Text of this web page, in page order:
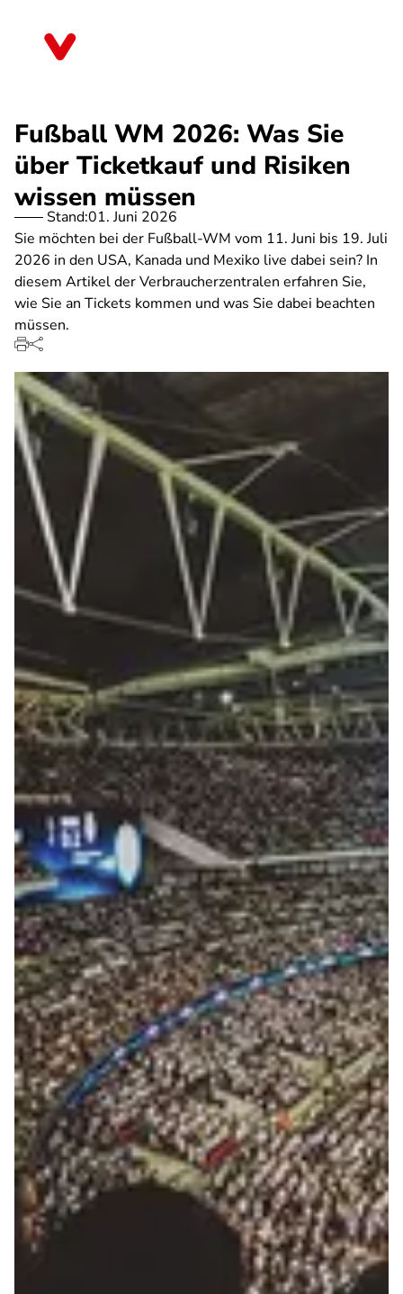
Fußball WM 2026: Was Sie
über Ticketkauf und Risiken
wissen müssen
Stand:01. Juni 2026
Sie möchten bei der Fußball-WM vom 11. Juni bis 19. Juli
2026 in den USA, Kanada und Mexiko live dabei sein? In
diesem Artikel der Verbraucherzentralen erfahren Sie,
wie Sie an Tickets kommen und was Sie dabei beachten
müssen.